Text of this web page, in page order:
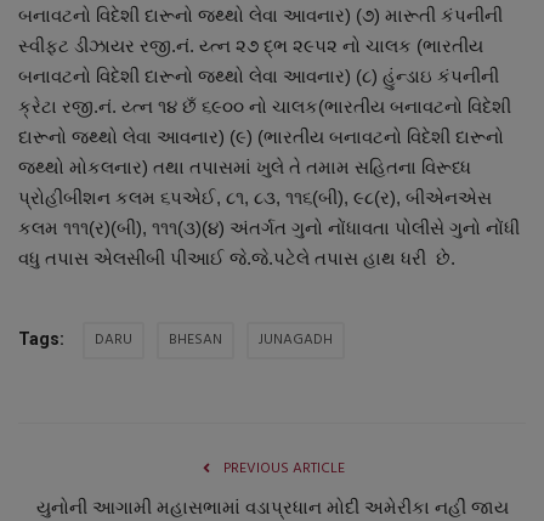
બનાવટનો વિદેશી દારૂનો જથ્થો લેવા આવનાર) (૭) મારૂતી કંપનીની
સ્વીફ્ટ ડીઝાયર રજી.નં. ય્ત્ન ૨૭ દ્ભ ૨૯૫૨ નો ચાલક (ભારતીય
બનાવટનો વિદેશી દારૂનો જથ્થો લેવા આવનાર) (૮) હુંન્ડાઇ કંપનીની
ક્રેટા રજી.નં. ય્ત્ન ૧૪ છઁ ૬૯૦૦ નો ચાલક(ભારતીય બનાવટનો વિદેશી
દારૂનો જથ્થો લેવા આવનાર) (૯) (ભારતીય બનાવટનો વિદેશી દારૂનો
જથ્થો મોકલનાર) તથા તપાસમાં ખુલે તે તમામ સહિતના વિરૂધ્ધ
પ્રોહીબીશન કલમ ૬પએઈ, ૮૧, ૮૩, ૧૧૬(બી), ૯૮(ર), બીએનએસ
કલમ ૧૧૧(ર)(બી), ૧૧૧(૩)(૪) અંતર્ગત ગુનો નોંધાવતા પોલીસે ગુનો નોંધી
વધુ તપાસ એલસીબી પીઆઈ જે.જે.પટેલે તપાસ હાથ ધરી છે.
Tags: DARU BHESAN JUNAGADH
PREVIOUS ARTICLE
યુનોની આગામી મહાસભામાં વડાપ્રધાન મોદી અમેરીકા નહીં જાય